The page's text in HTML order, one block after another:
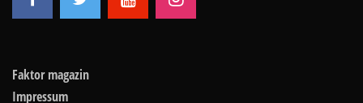
Faktor magazin
Impressum